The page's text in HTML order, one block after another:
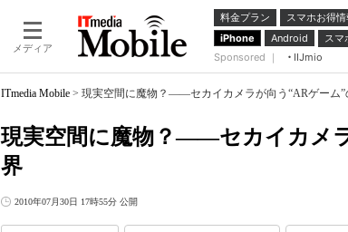
メディア
料金プラン スマホお得情
iPhone
Android スマ
Sponsored ｜
IIJmio
ITmedia Mobile > 現実空間に魔物？――セカイカメラが向う“ARゲーム”
現実空間に魔物？――セカイカメ
界
2010年07月30日 17時55分 公開